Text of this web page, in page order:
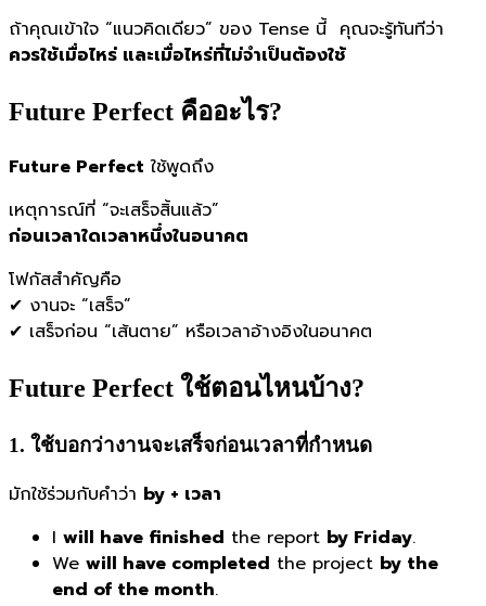
ถ้าคุณเข้าใจ “แนวคิดเดียว” ของ Tense นี้ คุณจะรู้ทันทีว่า
ควรใช้เมื่อไหร่ และเมื่อไหร่ที่ไม่จำเป็นต้องใช้
Future Perfect คืออะไร?
Future Perfect ใช้พูดถึง
เหตุการณ์ที่ “จะเสร็จสิ้นแล้ว”
ก่อนเวลาใดเวลาหนึ่งในอนาคต
โฟกัสสำคัญคือ
✔ งานจะ “เสร็จ”
✔ เสร็จก่อน “เส้นตาย” หรือเวลาอ้างอิงในอนาคต
Future Perfect ใช้ตอนไหนบ้าง?
1. ใช้บอกว่างานจะเสร็จก่อนเวลาที่กำหนด
มักใช้ร่วมกับคำว่า by + เวลา
I will have finished the report by Friday.
We will have completed the project by the
end of the month.